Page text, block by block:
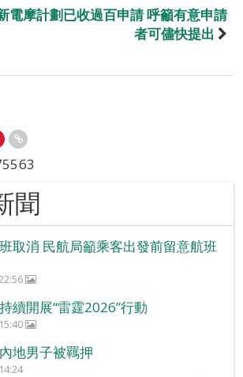
電摩計劃已收過百申請 呼籲有意申請
者可儘快提出
聞
取消 民航局籲乘客出發前留意航班
續開展“雷霆2026”行動
地男子被羈押